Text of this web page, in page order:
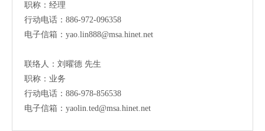
职称：经理
行动电话：886-972-096358
电子信箱： yao.lin888@msa.hinet.net
联络人：刘曜德 先生
职称：业务
行动电话：886-978-856538
电子信箱：yaolin.ted@msa.hinet.net